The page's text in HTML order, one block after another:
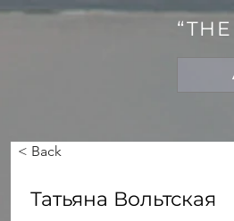
< Back
Татьяна Вольтская